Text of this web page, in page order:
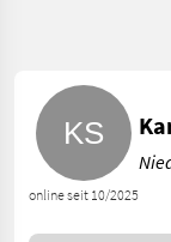
online seit 10/2025